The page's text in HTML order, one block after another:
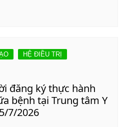
HỆ ĐIỀU TRỊ
đăng ký thực hành
bệnh tại Trung tâm Y
7/2026